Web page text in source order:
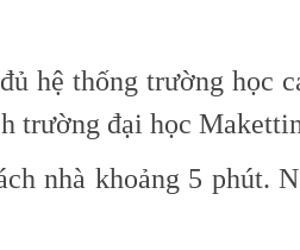
hệ thống trường học
trường đại học
nhà khoảng 5 phút.